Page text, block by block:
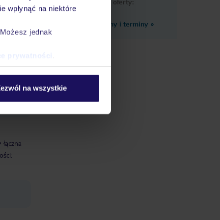
wpłynąć na niektóre
jednak
prywatności
na wszystkie
i
łączna
Zobacz inne ceny i terminy »